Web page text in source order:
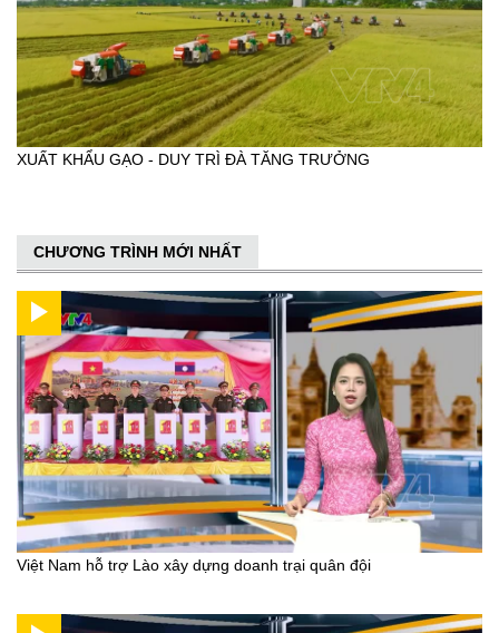
XUẤT KHẨU GẠO - DUY TRÌ ĐÀ TĂNG TRƯỞNG
CHƯƠNG TRÌNH MỚI NHẤT
Việt Nam hỗ trợ Lào xây dựng doanh trại quân đội